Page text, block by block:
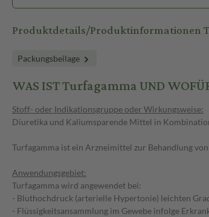
Produktdetails/Produktinformationen
Packungsbeilage
WAS IST Turfagamma UND
Stoff- oder Indikationsgruppe oder Wirkungsweise:
Diuretika und Kaliumsparende Mittel in
Turfagamma ist ein Arzneimittel zur Behandlung
Anwendungsgebiet:
Turfagamma wird angewendet bei:
- Bluthochdruck (arterielle Hypertonie) leichten
- Flüssigkeitsansammlung im Gewebe infolge